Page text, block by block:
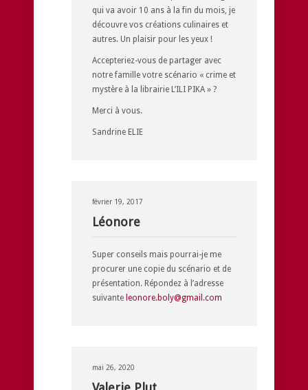
qui va avoir 10 ans à la fin du mois, je
découvre vos créations culinaires et
autres. Un plaisir pour les yeux !
Accepteriez-vous de partager avec
notre famille votre scénario « crime et
mystère à la librairie L’ILI PIKA » ?
Merci à vous.
Sandrine ELIE
février 19, 2017
Léonore
Super conseils mais pourrai-je me
procurer une copie du scénario et de
présentation. Répondez à l’adresse
suivante leonore.boly@gmail.com
mai 26, 2020